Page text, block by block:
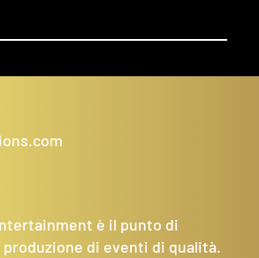
è il punto di
di eventi di qualità.